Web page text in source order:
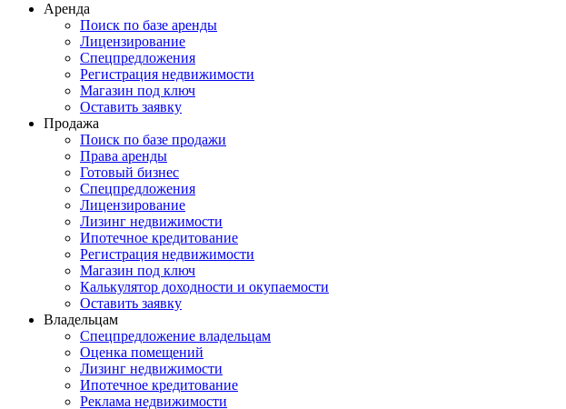
Аренда
Поиск по базе аренды
Лицензирование
Спецпредложения
Регистрация недвижимости
Магазин под ключ
Оставить заявку
Продажа
Поиск по базе продажи
Права аренды
Готовый бизнес
Спецпредложения
Лицензирование
Лизинг недвижимости
Ипотечное кредитование
Регистрация недвижимости
Магазин под ключ
Калькулятор доходности и окупаемости
Оставить заявку
Владельцам
Спецпредложение владельцам
Оценка помещений
Лизинг недвижимости
Ипотечное кредитование
Реклама недвижимости